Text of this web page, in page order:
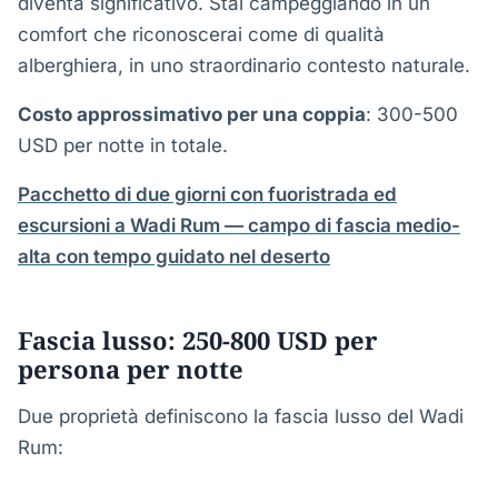
comfort che riconoscerai come di qualità
alberghiera, in uno straordinario contesto naturale.
Costo approssimativo per una coppia: 300-500
USD per notte in totale.
Pacchetto di due giorni con fuoristrada ed
escursioni a Wadi Rum — campo di fascia medio-
alta con tempo guidato nel deserto
Fascia lusso: 250-800 USD per
persona per notte
Due proprietà definiscono la fascia lusso del Wadi
Rum: